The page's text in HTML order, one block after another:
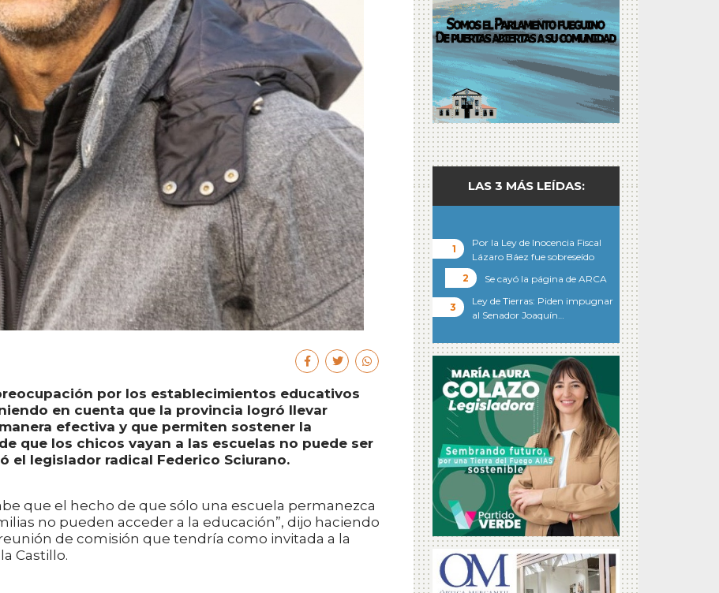
por los establecimientos educativos
en cuenta que la provincia logró llevar
efectiva y que permiten sostener la
que los chicos vayan a las escuelas no puede ser
el legislador radical Federico Sciurano.
que el hecho de que sólo una escuela permanezca
no pueden acceder a la educación”, dijo haciendo
de comisión que tendría como invitada a la
Castillo.
LAS 3 MÁS LEÍDAS:
Por la Ley de Inocencia Fiscal
Lázaro Báez fue sobreseído
Se cayó la página de ARCA
Ley de Tierras: Piden impugnar
al Senador Joaquín…